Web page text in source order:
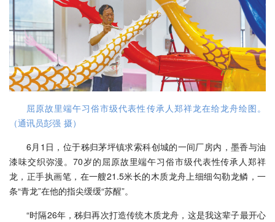
屈原故里端午习俗市级代表性传承人郑祥龙在给龙舟绘图。
（通讯员彭强 摄）
6月1日，位于秭归茅坪镇求索科创城的一间厂房内，墨香与油
漆味交织弥漫。70岁的屈原故里端午习俗市级代表性传承人郑祥
龙，正手执画笔，在一艘21.5米长的木质龙舟上细细勾勒龙鳞，一
条“青龙”在他的指尖缓缓“苏醒”。
“时隔26年，秭归再次打造传统木质龙舟，这是我这辈子最开心